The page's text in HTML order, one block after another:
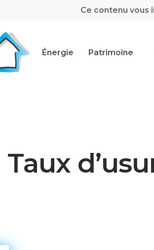
Ce contenu vous
Énergie Patrimoine
Taux